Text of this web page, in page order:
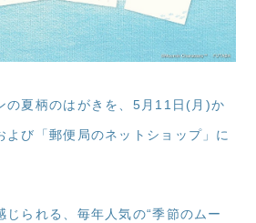
の夏柄のはがきを、5月11日(月)か
よび「郵便局のネットショップ」に
じられる、毎年人気の“季節のムー